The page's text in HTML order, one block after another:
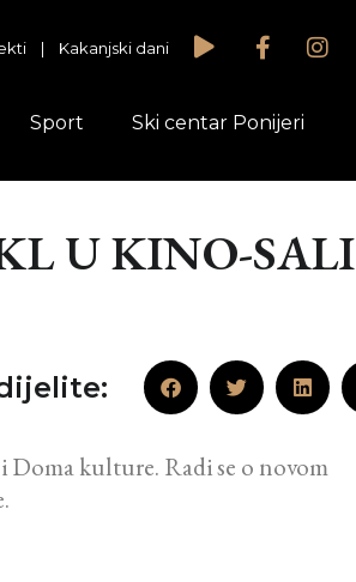
| Kakanjski dani
Sport Ski centar Ponijeri
U KINO-SALI
Doma kulture. Radi se o novom